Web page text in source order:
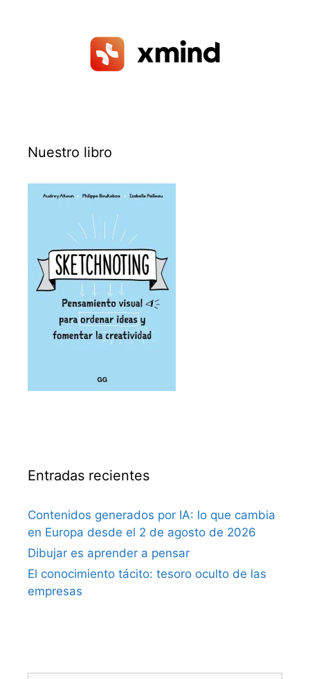
Nuestro libro
Entradas recientes
Contenidos generados por IA: lo que cambia
en Europa desde el 2 de agosto de 2026
Dibujar es aprender a pensar
El conocimiento tácito: tesoro oculto de las
empresas